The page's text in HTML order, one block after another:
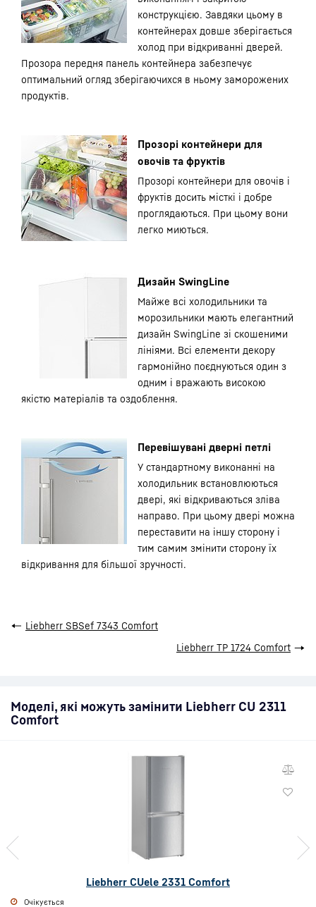
конструкцією. Завдяки цьому в
контейнерах довше зберігається
холод при відкриванні дверей.
Прозора передня панель контейнера забезпечує
оптимальний огляд зберігаючихся в ньому заморожених
продуктів.
Прозорі контейнери для
овочів та фруктів
Прозорі контейнери для овочів і
фруктів досить місткі і добре
проглядаються. При цьому вони
легко миються.
Дизайн SwingLine
Майже всі холодильники та
морозильники мають елегантний
дизайн SwingLine зі скошеними
лініями. Всі елементи декору
гармонійно поєднуються один з
одним і вражають високою
якістю матеріалів та оздоблення.
Перевішувані дверні петлі
У стандартному виконанні на
холодильник встановлюються
двері, які відкриваються зліва
направо. При цьому двері можна
переставити на іншу сторону і
тим самим змінити сторону їх
відкривання для більшої зручності.
← Liebherr SBSef 7343 Comfort
Liebherr TP 1724 Comfort →
Моделі, які можуть замінити Liebherr CU 2311
Comfort
Liebherr CUele 2331 Comfort
Очікується